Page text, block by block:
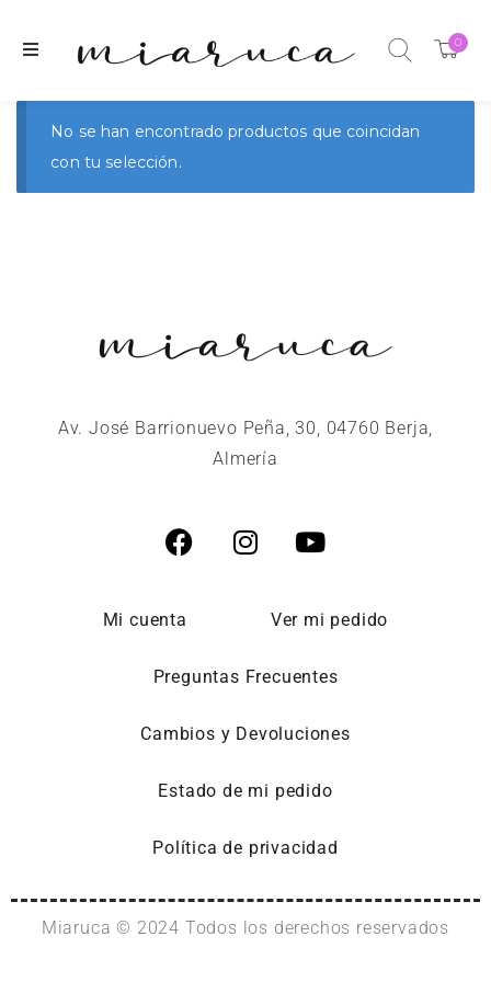
0
No se han encontrado productos que coincidan
con tu selección.
Av. José Barrionuevo Peña, 30, 04760 Berja,
Almería
Mi cuenta Ver mi pedido
Preguntas Frecuentes
Cambios y Devoluciones
Estado de mi pedido
Política de privacidad
Miaruca © 2024 Todos los derechos reservados